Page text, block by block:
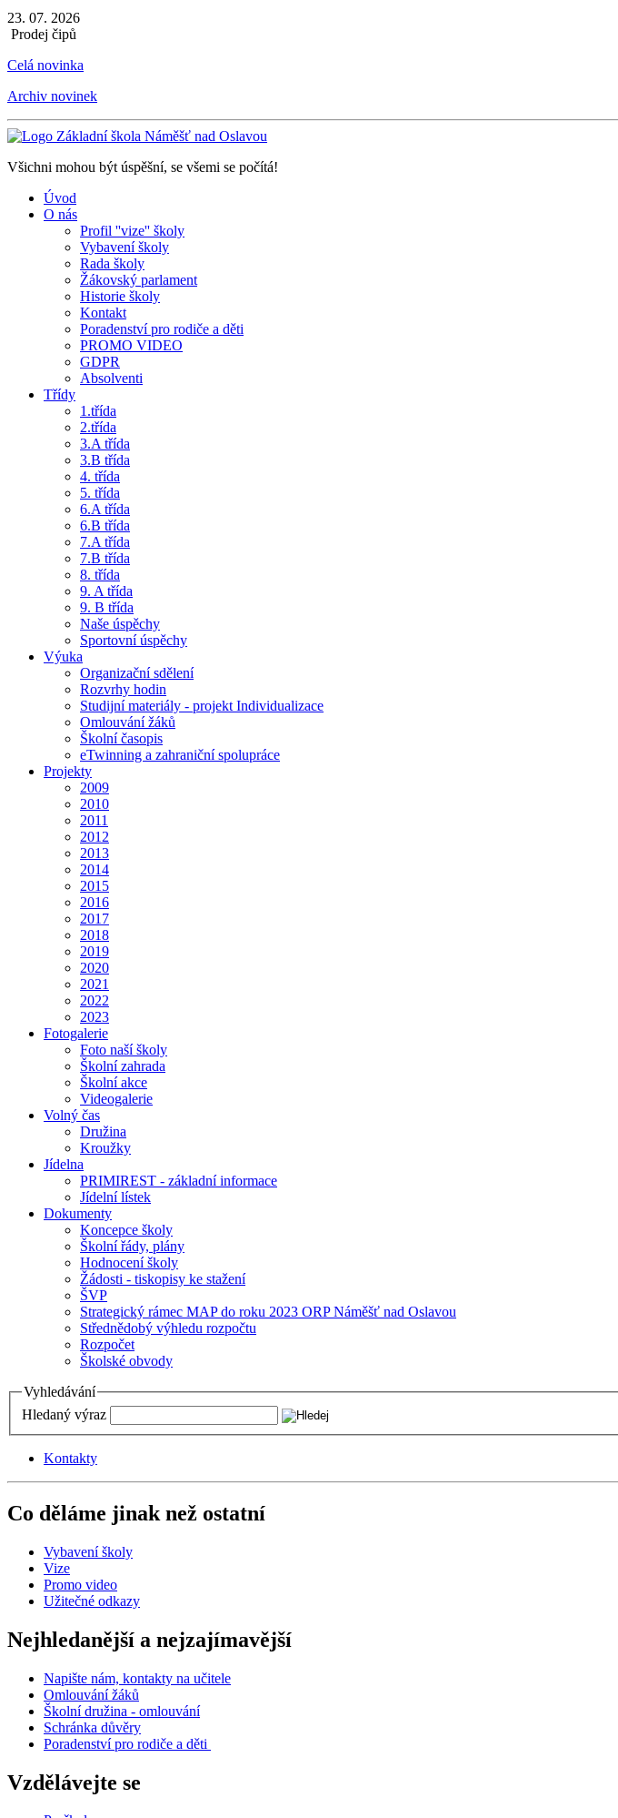
23. 07. 2026
Prodej čipů
Celá novinka
Archiv novinek
Všichni mohou být úspěšní, se všemi se počítá!
Úvod
O nás
Profil ''vize'' školy
Vybavení školy
Rada školy
Žákovský parlament
Historie školy
Kontakt
Poradenství pro rodiče a děti
PROMO VIDEO
GDPR
Absolventi
Třídy
1.třída
2.třída
3.A třída
3.B třída
4. třída
5. třída
6.A třída
6.B třída
7.A třída
7.B třída
8. třída
9. A třída
9. B třída
Naše úspěchy
Sportovní úspěchy
Výuka
Organizační sdělení
Rozvrhy hodin
Studijní materiály - projekt Individualizace
Omlouvání žáků
Školní časopis
eTwinning a zahraniční spolupráce
Projekty
2009
2010
2011
2012
2013
2014
2015
2016
2017
2018
2019
2020
2021
2022
2023
Fotogalerie
Foto naší školy
Školní zahrada
Školní akce
Videogalerie
Volný čas
Družina
Kroužky
Jídelna
PRIMIREST - základní informace
Jídelní lístek
Dokumenty
Koncepce školy
Školní řády, plány
Hodnocení školy
Žádosti - tiskopisy ke stažení
ŠVP
Strategický rámec MAP do roku 2023 ORP Náměšť nad Oslavou
Střednědobý výhledu rozpočtu
Rozpočet
Školské obvody
Vyhledávání
Hledaný výraz
Kontakty
Co děláme jinak než ostatní
Vybavení školy
Vize
Promo video
Užitečné odkazy
Nejhledanější a nejzajímavější
Napište nám, kontakty na učitele
Omlouvání žáků
Školní družina - omlouvání
Schránka důvěry
Poradenství pro rodiče a děti
Vzdělávejte se